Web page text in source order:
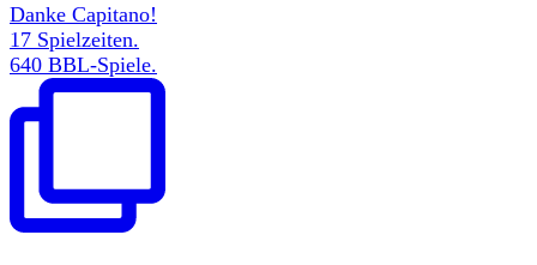
Danke Capitano!
17 Spielzeiten.
640 BBL-Spiele.